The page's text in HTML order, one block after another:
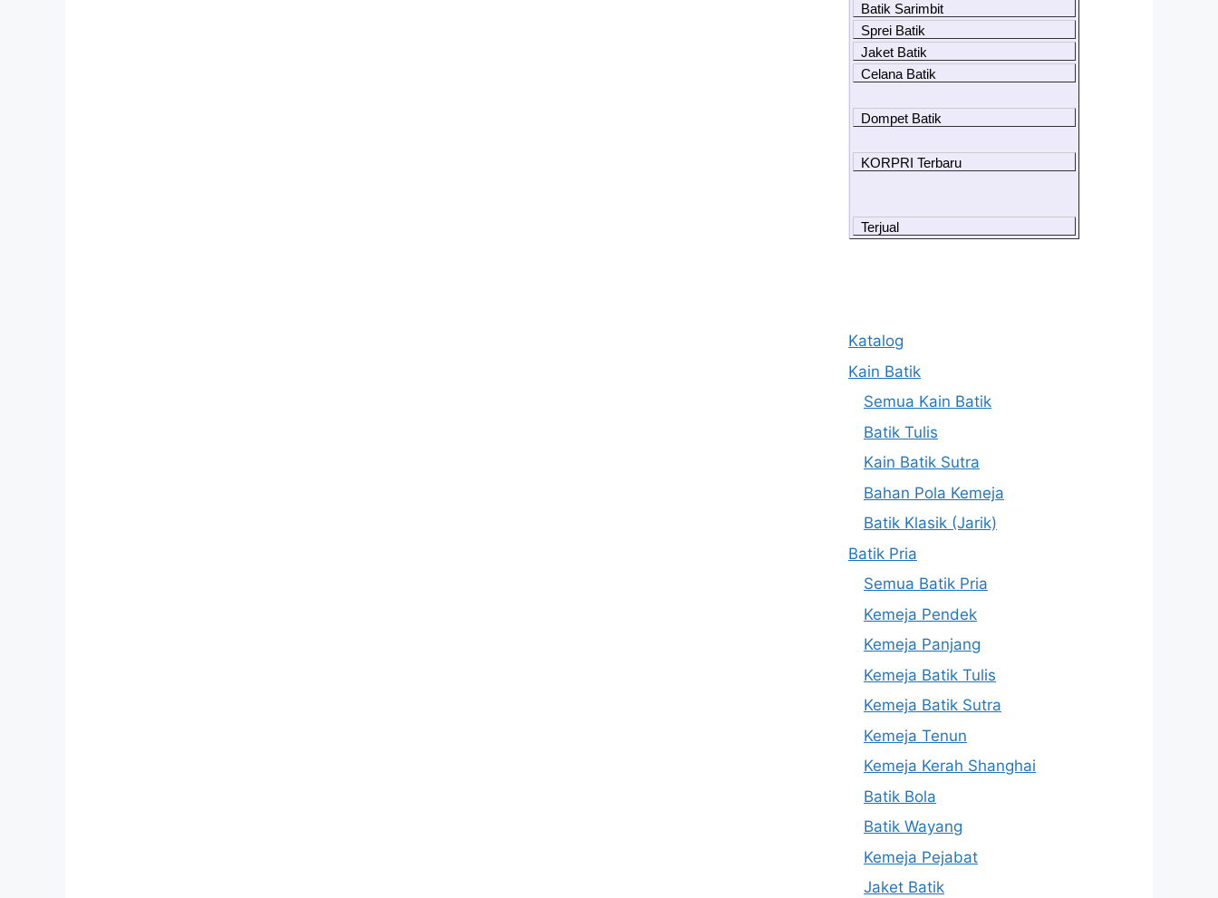
Batik Sarimbit
Sprei Batik
Jaket Batik
Celana Batik
Dompet Batik
KORPRI Terbaru
Terjual
Katalog
Kain Batik
Semua Kain Batik
Batik Tulis
Kain Batik Sutra
Bahan Pola Kemeja
Batik Klasik (Jarik)
Batik Pria
Semua Batik Pria
Kemeja Pendek
Kemeja Panjang
Kemeja Batik Tulis
Kemeja Batik Sutra
Kemeja Tenun
Kemeja Kerah Shanghai
Batik Bola
Batik Wayang
Kemeja Pejabat
Jaket Batik